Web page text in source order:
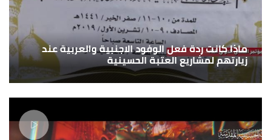
ماذا كانت ردة فعل الوفود الاجنبية والعربية عند
زيارتهم لمشاريع العتبة الحسينية